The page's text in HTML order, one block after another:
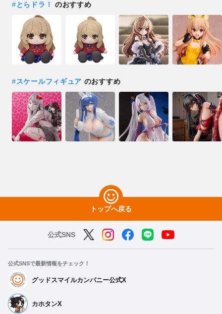
#とらドラ！ のおすすめ
#スケールフィギュア のおすすめ
トップへ戻る
公式SNS
公式SNSで最新情報をチェック！
グッドスマイルカンパニー公式X
カホタンX